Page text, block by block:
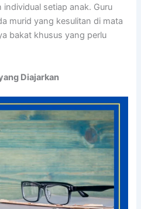
setiap anak. Guru
murid yang kesulitan di mata
bakat khusus yang perlu
Diajarkan